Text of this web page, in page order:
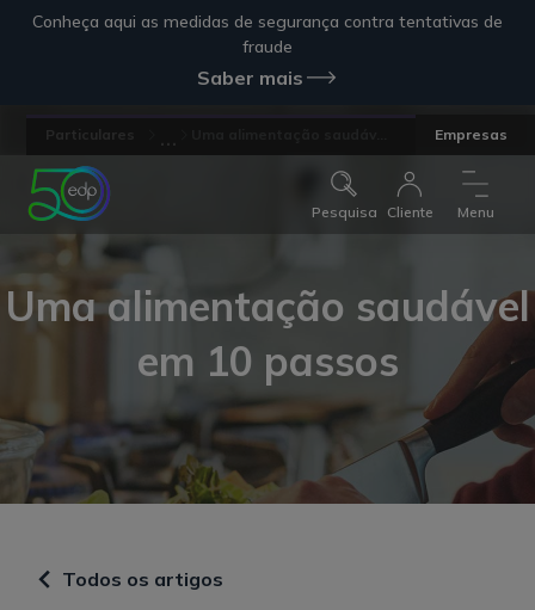
Conheça aqui as medidas de segurança contra tentativas de
fraude
Saber mais
Empresas
Pesquisa Cliente Menu
Uma alimentação saudável
em 10 passos
Todos os artigos